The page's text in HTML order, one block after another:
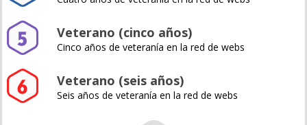
Veterano (cinco años)
Cinco años de veteranía en la red de webs
Veterano (seis años)
Seis años de veteranía en la red de webs